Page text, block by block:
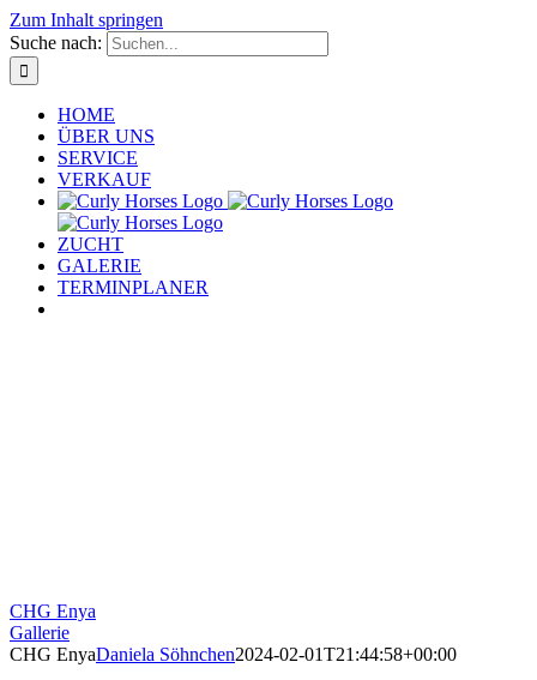
Zum Inhalt springen
Suche nach:
HOME
ÜBER UNS
SERVICE
VERKAUF
ZUCHT
GALERIE
TERMINPLANER
CHG Enya
Gallerie
CHG EnyaDaniela Söhnchen2024-02-01T21:44:58+00:00